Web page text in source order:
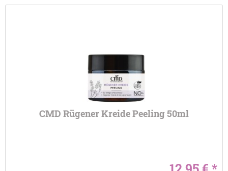
CMD Rügener Kreide Peeling 50ml